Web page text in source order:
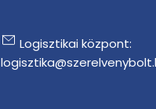
Logisztikai központ: